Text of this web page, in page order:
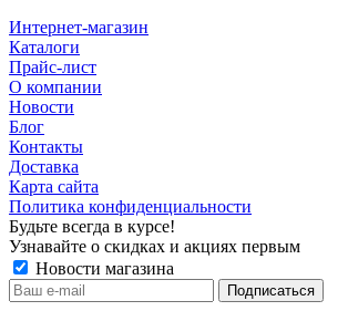
Интернет-магазин
Каталоги
Прайс-лист
О компании
Новости
Блог
Контакты
Доставка
Карта сайта
Политика конфиденциальности
Будьте всегда в курсе!
Узнавайте о скидках и акциях первым
Новости магазина